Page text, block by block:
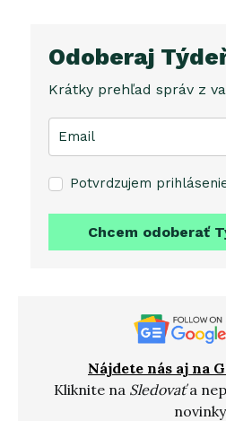
Odoberaj
Krátky prehľad správ z
Potvrdzujem
Chcem odoberať
Nájdete nás aj na
Kliknite na Sledovaťa